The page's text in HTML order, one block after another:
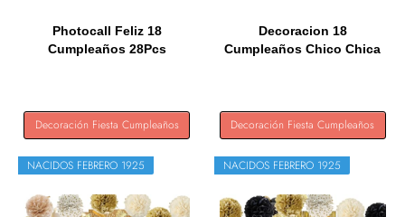
Photocall Feliz 18
Cumpleaños 28Pcs
Decoración Fiesta Cumpleaños
Decoracion 18
Cumpleaños Chico Chica
Decoración Fiesta Cumpleaños
NACIDOS FEBRERO 1925 NACIDOS FEBRERO 1925